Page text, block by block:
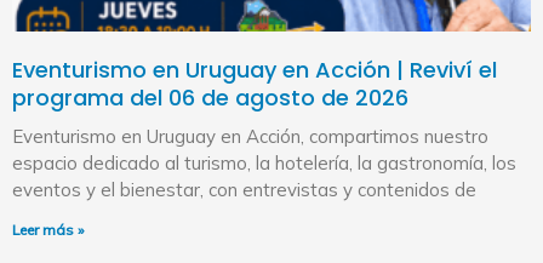
Eventurismo en Uruguay en Acción | Reviví el
programa del 06 de agosto de 2026
Eventurismo en Uruguay en Acción, compartimos nuestro
espacio dedicado al turismo, la hotelería, la gastronomía, los
eventos y el bienestar, con entrevistas y contenidos de
Leer más »